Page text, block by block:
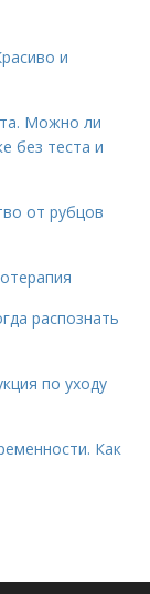
и
Можно ли
без теста и
от рубцов
распознать
по уходу
Как